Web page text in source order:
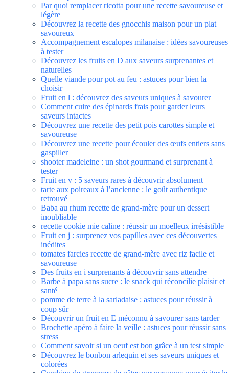
Par quoi remplacer ricotta pour une recette savoureuse et
légère
Découvrez la recette des gnocchis maison pour un plat
savoureux
Accompagnement escalopes milanaise : idées savoureuses
à tester
Découvrez les fruits en D aux saveurs surprenantes et
naturelles
Quelle viande pour pot au feu : astuces pour bien la
choisir
Fruit en l : découvrez des saveurs uniques à savourer
Comment cuire des épinards frais pour garder leurs
saveurs intactes
Découvrez une recette des petit pois carottes simple et
savoureuse
Découvrez une recette pour écouler des œufs entiers sans
gaspiller
shooter madeleine : un shot gourmand et surprenant à
tester
Fruit en v : 5 saveurs rares à découvrir absolument
tarte aux poireaux à l’ancienne : le goût authentique
retrouvé
Baba au rhum recette de grand-mère pour un dessert
inoubliable
recette cookie mie caline : réussir un moelleux irrésistible
Fruit en j : surprenez vos papilles avec ces découvertes
inédites
tomates farcies recette de grand-mère avec riz facile et
savoureuse
Des fruits en i surprenants à découvrir sans attendre
Barbe à papa sans sucre : le snack qui réconcilie plaisir et
santé
pomme de terre à la sarladaise : astuces pour réussir à
coup sûr
Découvrir un fruit en E méconnu à savourer sans tarder
Brochette apéro à faire la veille : astuces pour réussir sans
stress
Comment savoir si un oeuf est bon grâce à un test simple
Découvrez le bonbon arlequin et ses saveurs uniques et
colorées